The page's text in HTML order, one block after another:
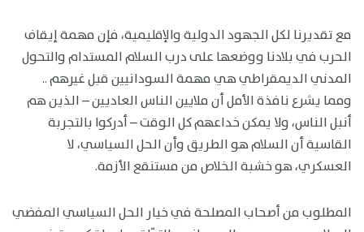
مع تقديرنا لكل الجهود الدولية والإقليمية، فإن مهمة إيقاف
الحرب في بلادنا ووضعها على درب السلام المستدام والتحول
المدني الديمقراطي هي مهمة السودانيين قبل غيرهم ..
ومما يشرع نافذة الأمل أن ملايين الناس العاديين – الذين هم
أنبل الناس، ولا يمكن خداعهم كل الوقت – أدركوا بالتجربة
القاسية أن السلام هو الطريق وأن الحل السياسي، لا
العسكري، هو خشبة الخلاص من مستنقع الأزمة.
المطلوب من أصحاب المصلحة في خيار الحل السياسي المفضي